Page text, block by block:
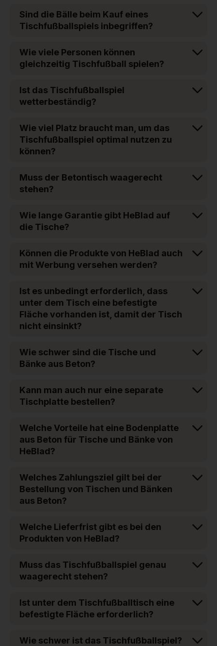
Sind die Bälle beim Kauf eines
Tischfußballspiels inbegriffen?
Wie viele Personen können
gleichzeitig Tischfußball spielen?
Ist das Tischfußballspiel
wetterbeständig?
Wie viel Platz braucht man, um das
Tischfußballspiel optimal nutzen zu
können?
Muss der Betontisch waagerecht
stehen?
Wie lange Garantie gibt HeBlad auf
die Tische?
Können die Produkte von HeBlad auch
mit Werbung versehen werden?
Ist es unbedingt erforderlich, dass
unter dem Tisch eine befestigte
Fläche vorhanden ist, damit der Tisch
nicht einsinkt?
Wie schwer sind die Tische und
Bänke aus Beton?
Kann man auch nur eine separate
Tischplatte bestellen?
Welche Vorteile hat eine Bodenplatte
aus Beton für Tische und Bänke von
HeBlad?
Welches Zahlungsziel gilt bei der
Bestellung von Tischen und Bänken
aus Beton?
Welche Lieferfrist gibt es bei den
Produkten von HeBlad?
Muss das Tischfußballspiel genau
waagerecht stehen?
Ist unter dem Tischfußballtisch eine
befestigte Fläche erforderlich?
Wie schwer ist das Tischfußballspiel?